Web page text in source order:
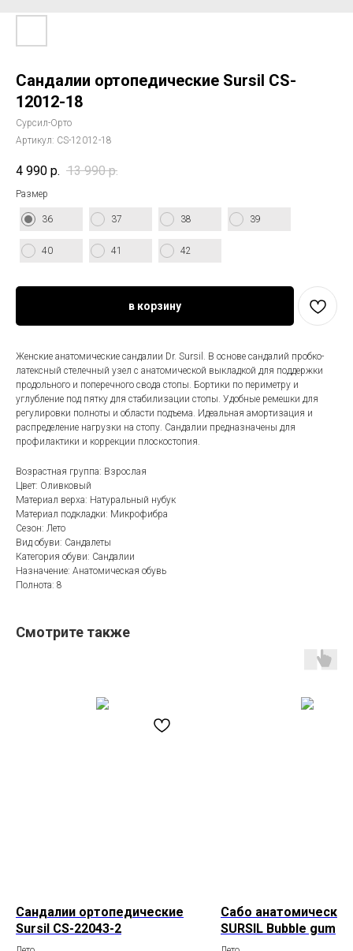
Сандалии ортопедические Sursil CS-
12012-18
Сурсил-Орто
Артикул: CS-12012-18
4 990 р. 13 990 р.
Размер
36 37 38 39
40 41 42
в корзину
Женские анатомические сандалии Dr. Sursil. В основе сандалий пробко-
латексный стелечный узел с анатомической выкладкой для поддержки
продольного и поперечного свода стопы. Бортики по периметру и
углубление под пятку для стабилизации стопы. Удобные ремешки для
регулировки полноты и области подъема. Идеальная амортизация и
распределение нагрузки на стопу. Сандалии предназначены для
профилактики и коррекции плоскостопия.
Возрастная группа: Взрослая
Цвет: Оливковый
Материал верха: Натуральный нубук
Материал подкладки: Микрофибра
Сезон: Лето
Вид обуви: Сандалеты
Категория обуви: Сандалии
Назначение: Анатомическая обувь
Полнота: 8
Смотрите также
Сандалии ортопедические
Sursil CS-22043-2
Сабо
SURSIL Bubble gum